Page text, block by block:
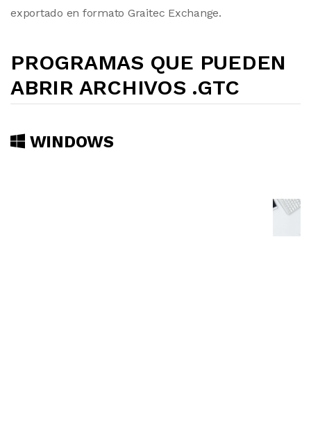
exportado en formato Graitec Exchange.
PROGRAMAS QUE PUEDEN
ABRIR ARCHIVOS .GTC
WINDOWS